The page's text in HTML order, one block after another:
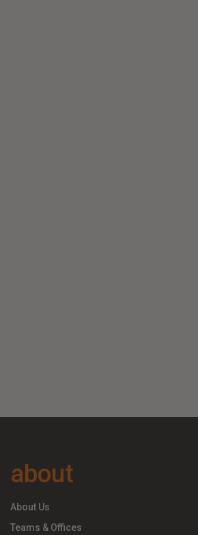
about
About Us
Teams & Offices